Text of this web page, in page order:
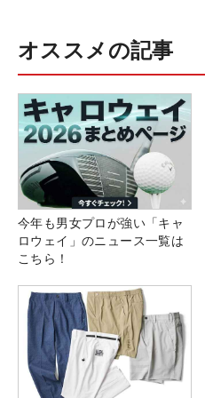
オススメの記事
今年も男女プロが強い「キャ
ロウェイ」のニュース一覧は
こちら！